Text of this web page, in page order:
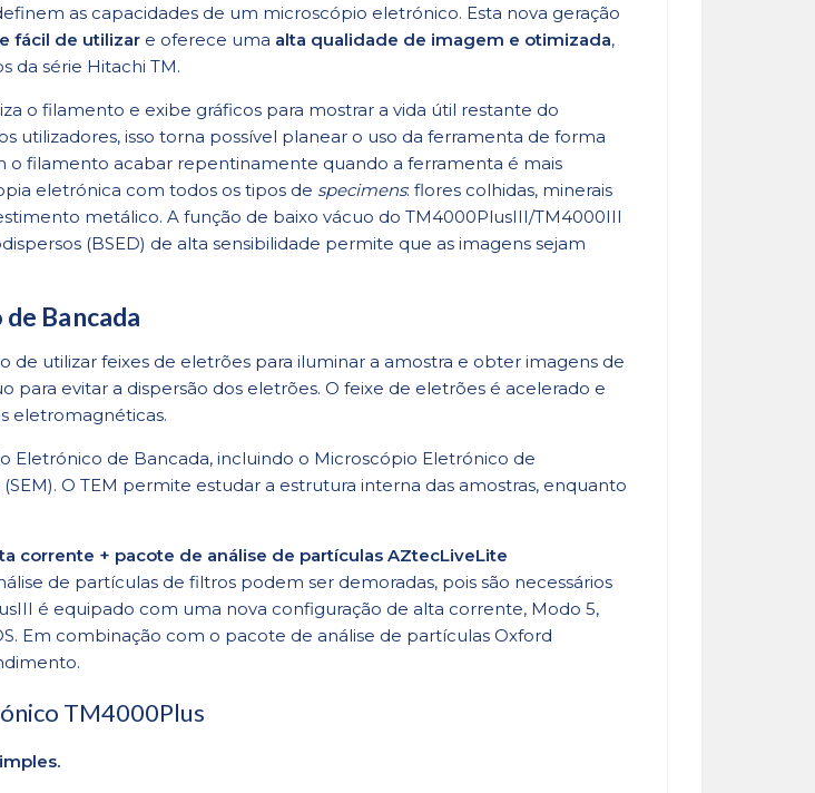
as capacidades de um microscópio eletrónico. Esta nova geração
fácil de utilizar e oferece uma alta qualidade de imagem e otimizada,
da série Hitachi TM.
o filamento e exibe gráficos para mostrar a vida útil restante do
utilizadores, isso torna possível planear o uso da ferramenta de forma
o filamento acabar repentinamente quando a ferramenta é mais
eletrónica com todos os tipos de specimens: flores colhidas, minerais
metálico. A função de baixo vácuo do TM4000PlusIII/TM4000III
(BSED) de alta sensibilidade permite que as imagens sejam
Bancada
utilizar feixes de eletrões para iluminar a amostra e obter imagens de
para evitar a dispersão dos eletrões. O feixe de eletrões é acelerado e
eletromagnéticas.
Eletrónico de Bancada, incluindo o Microscópio Eletrónico de
O TEM permite estudar a estrutura interna das amostras, enquanto
corrente + pacote de análise de partículas AZtecLiveLite
de partículas de filtros podem ser demoradas, pois são necessários
é equipado com uma nova configuração de alta corrente, Modo 5,
Em combinação com o pacote de análise de partículas Oxford
TM4000Plus